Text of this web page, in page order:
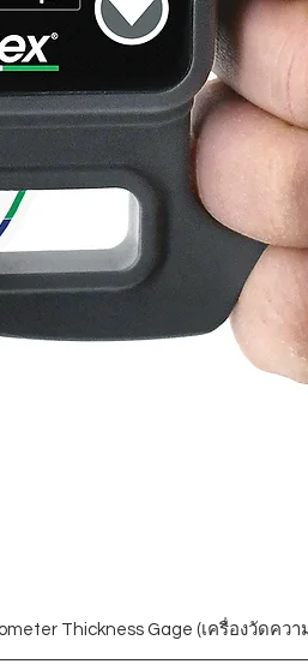
Thickness Gage (เครื่องวัดคว